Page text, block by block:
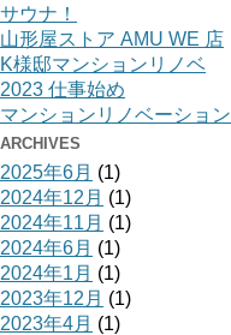
サウナ！
山形屋ストア AMU WE 店
K様邸マンションリノベ
2023 仕事始め
マンションリノベーション
ARCHIVES
2025年6月 (1)
2024年12月 (1)
2024年11月 (1)
2024年6月 (1)
2024年1月 (1)
2023年12月 (1)
2023年4月 (1)